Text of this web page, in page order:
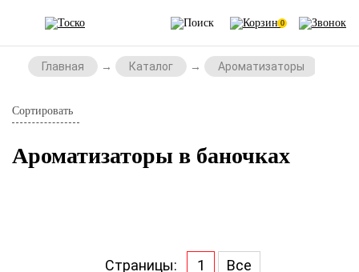
0
Главная Каталог Ароматизаторы
Сортировать
Ароматизаторы в баночках
Страницы: 1 Все